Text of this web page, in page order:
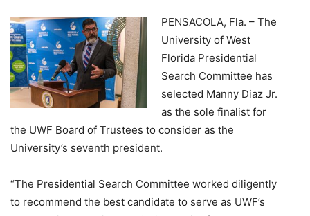
PENSACOLA, Fla. – The
University of West
Florida Presidential
Search Committee has
selected Manny Diaz Jr.
as the sole finalist for
the UWF Board of Trustees to consider as the
University’s seventh president.
“The Presidential Search Committee worked diligently
to recommend the best candidate to serve as UWF’s